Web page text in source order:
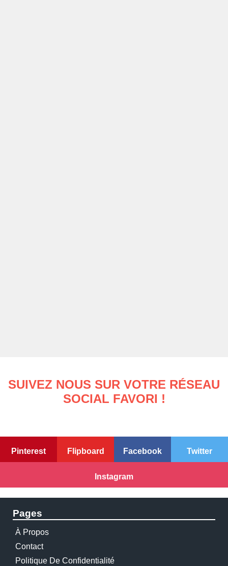
SUIVEZ NOUS SUR VOTRE RÉSEAU
SOCIAL FAVORI !
Pinterest Flipboard Facebook Twitter
Instagram
Pages
À Propos
Contact
Politique De Confidentialité